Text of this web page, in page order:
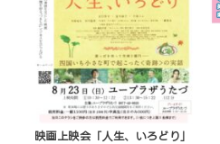
映画上映会「人生、いろどり」